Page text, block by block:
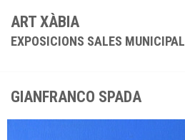
ART XÀBIA
EXPOSICIONS SALES
GIANFRANCO SPADA